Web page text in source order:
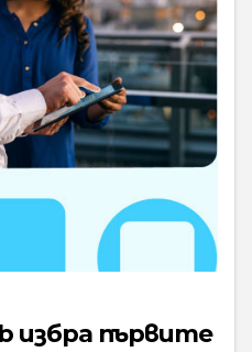
избра първите